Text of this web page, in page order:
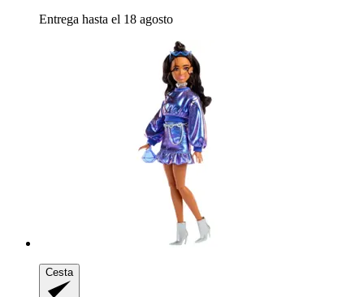
Entrega hasta el 18 agosto
Cesta